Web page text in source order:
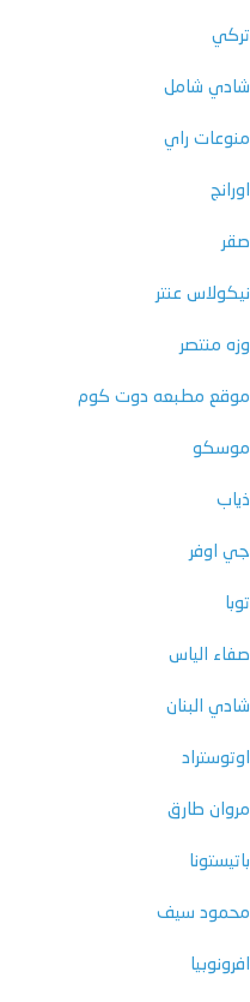
تركي
شادي شامل
منوعات راي
اورانج
صقر
نيكولاس عنتر
وزه منتصر
موقع مطبعه دوت كوم
موسكو
ذياب
جي اوفر
توبا
صفاء الياس
شادي البنان
اوتوستراد
مروان طارق
باتيستونا
محمود سيف
افرونوبيا